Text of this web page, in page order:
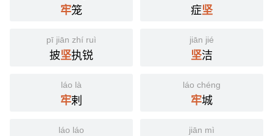
牢笼 症坚
pī jiān zhí ruì
披坚执锐
jiān jié
坚洁
láo là
牢剌
láo chéng
牢城
láo láo jiān mì